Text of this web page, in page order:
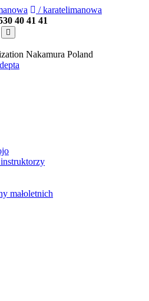
/ karatelimanowa
40 41 41
małoletnich